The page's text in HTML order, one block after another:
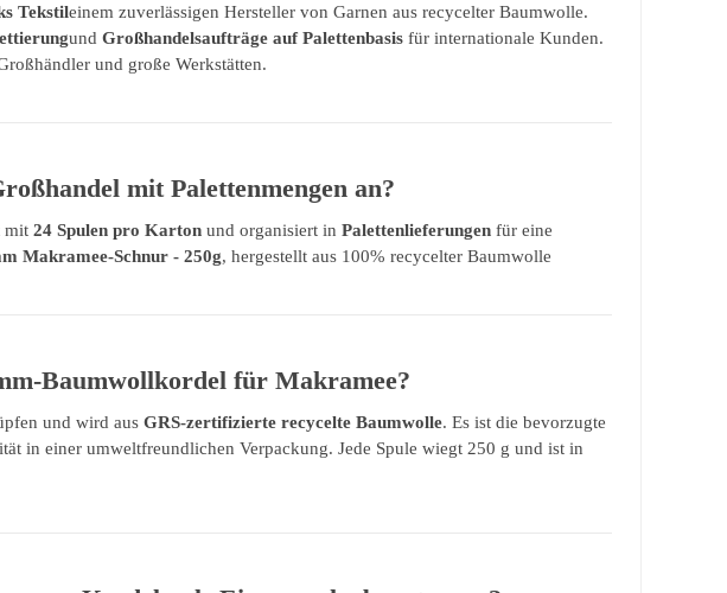
Tekstileinem zuverlässigen Hersteller von Garnen aus recycelter Baumwolle.
und Großhandelsaufträge auf Palettenbasis für internationale Kunden.
und große Werkstätten.
mit Palettenmengen an?
mit 24 Spulen pro Karton und organisiert in Palettenlieferungen für eine
Makramee-Schnur - 250g, hergestellt aus 100% recycelter Baumwolle
Baumwollkordel für Makramee?
und wird aus GRS-zertifizierte recycelte Baumwolle. Es ist die bevorzugte
in einer umweltfreundlichen Verpackung. Jede Spule wiegt 250 g und ist in